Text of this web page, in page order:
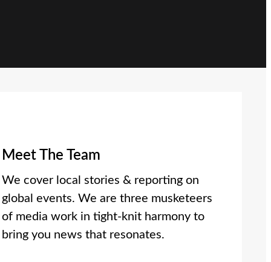
Meet The Team
We cover local stories & reporting on
global events. We are three musketeers
of media work in tight-knit harmony to
bring you news that resonates.